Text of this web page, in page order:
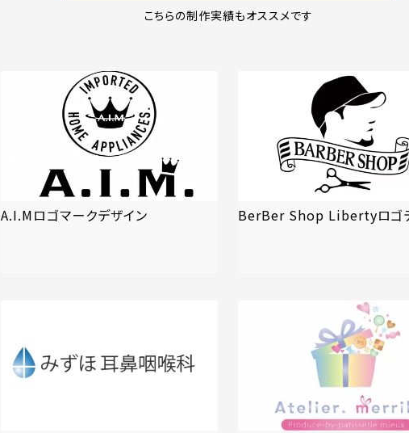
こちらの制作実績もオススメです
A.I.Mロゴマークデザイン BerBer Shop Libertyロゴ